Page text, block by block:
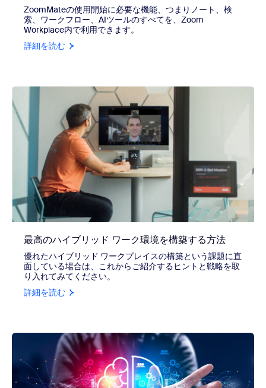
ZoomMateの使用開始に必要な機能、つまりノート、検
索、ワークフロー、AIツールのすべてを、Zoom
Workplace内で利用できます。
詳細を読む
最高のハイブリッド ワーク環境を構築する方法
優れたハイブリッド ワークプレイスの構築という課題に直
面している場合は、これからご紹介するヒントと戦略を取
り入れてみてください。
詳細を読む